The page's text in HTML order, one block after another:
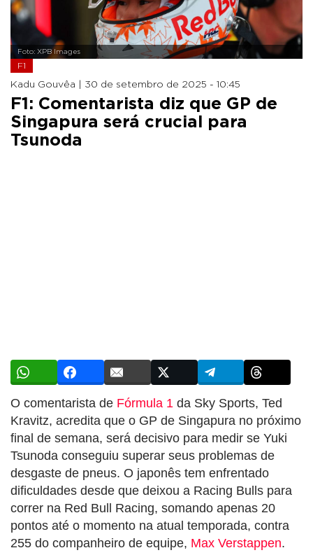
Foto: XPB Images
F1
Kadu Gouvêa | 30 de setembro de 2025 - 10:45
F1: Comentarista diz que GP de
Singapura será crucial para
Tsunoda
O comentarista de Fórmula 1 da Sky Sports, Ted
Kravitz, acredita que o GP de Singapura no próximo
final de semana, será decisivo para medir se Yuki
Tsunoda conseguiu superar seus problemas de
desgaste de pneus. O japonês tem enfrentado
dificuldades desde que deixou a Racing Bulls para
correr na Red Bull Racing, somando apenas 20
pontos até o momento na atual temporada, contra
255 do companheiro de equipe, Max Verstappen.